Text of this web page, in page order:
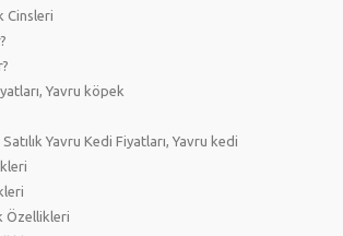
Cinsleri
Yavru köpek
Yavru Kedi Fiyatları, Yavru kedi
Özellikleri